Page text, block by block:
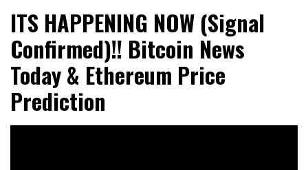
ITS HAPPENING NOW (Signal
Confirmed)!! Bitcoin News
Today & Ethereum Price
Prediction